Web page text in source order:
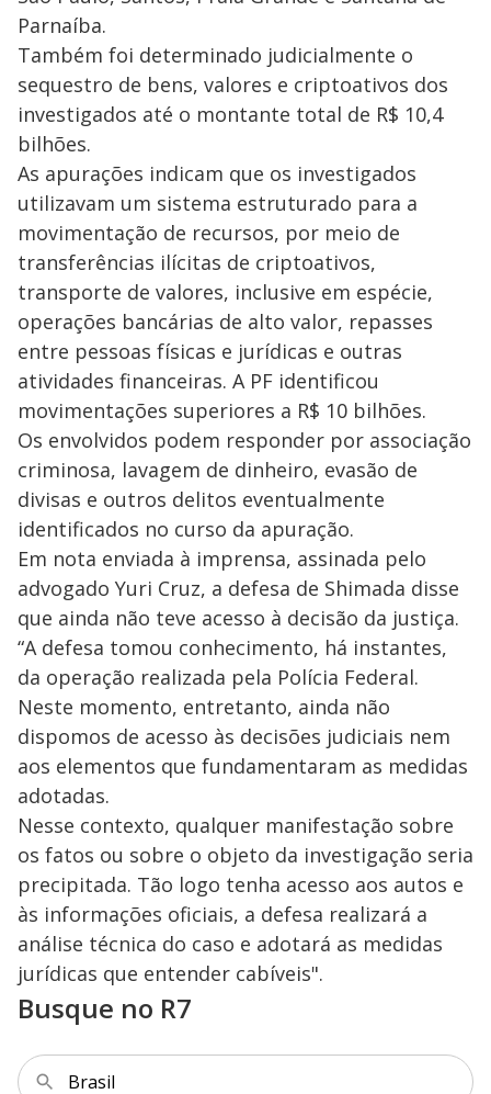
y
V
i
d
e
o
s
M
u
d
o
Parnaíba.
Também foi determinado judicialmente o
sequestro de bens, valores e criptoativos dos
investigados até o montante total de R$ 10,4
bilhões.
As apurações indicam que os investigados
utilizavam um sistema estruturado para a
movimentação de recursos, por meio de
transferências ilícitas de criptoativos,
transporte de valores, inclusive em espécie,
operações bancárias de alto valor, repasses
entre pessoas físicas e jurídicas e outras
atividades financeiras. A PF identificou
movimentações superiores a R$ 10 bilhões.
Os envolvidos podem responder por associação
criminosa, lavagem de dinheiro, evasão de
divisas e outros delitos eventualmente
identificados no curso da apuração.
Em nota enviada à imprensa, assinada pelo
advogado Yuri Cruz, a defesa de Shimada disse
que ainda não teve acesso à decisão da justiça.
“A defesa tomou conhecimento, há instantes,
da operação realizada pela Polícia Federal.
Neste momento, entretanto, ainda não
dispomos de acesso às decisões judiciais nem
aos elementos que fundamentaram as medidas
adotadas.
Nesse contexto, qualquer manifestação sobre
os fatos ou sobre o objeto da investigação seria
precipitada. Tão logo tenha acesso aos autos e
às informações oficiais, a defesa realizará a
análise técnica do caso e adotará as medidas
jurídicas que entender cabíveis".
Busque no R7
Brasil